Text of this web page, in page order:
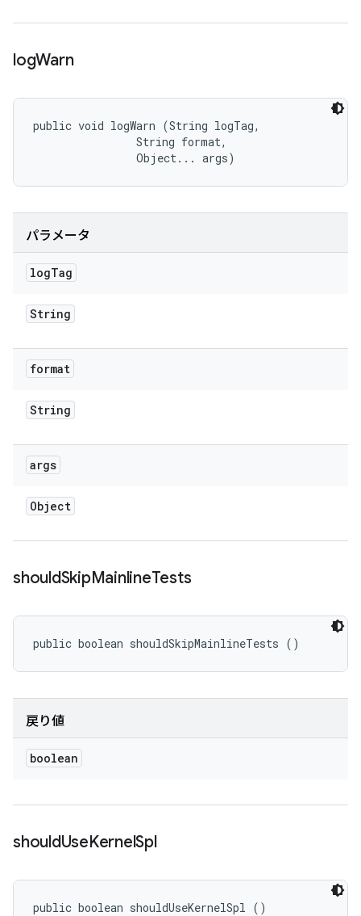
logWarn
public void logWarn (String logTag,
                String format,
                Object... args)
パラメータ
logTag
String
format
String
args
Object
shouldSkipMainlineTests
public boolean shouldSkipMainlineTests ()
戻り値
boolean
shouldUseKernelSpl
public boolean shouldUseKernelSpl ()